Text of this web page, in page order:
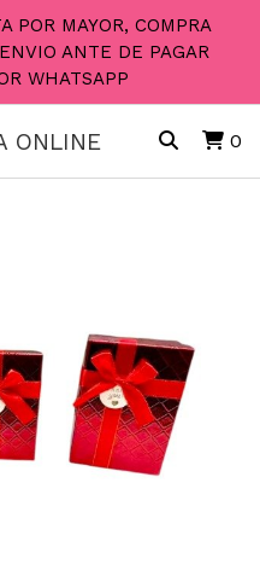
POR MAYOR, COMPRA
ANTE DE PAGAR
WHATSAPP
ONLINE 0